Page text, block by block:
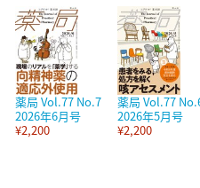
薬局 Vol.77 No.7
2026年6月号
¥2,200
薬局 Vol.77
2026年5月号
¥2,200